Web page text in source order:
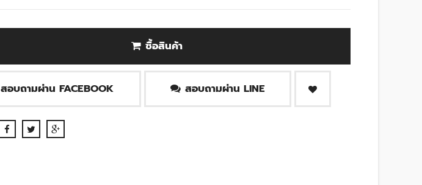
ซื้อสินค้า
สอบถามผ่าน FACEBOOK สอบถามผ่าน LINE